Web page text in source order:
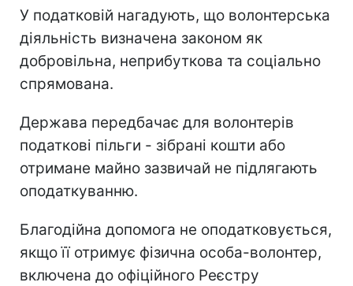
У податковій нагадують, що волонтерська
діяльність визначена законом як
добровільна, неприбуткова та соціально
спрямована.
Держава передбачає для волонтерів
податкові пільги - зібрані кошти або
отримане майно зазвичай не підлягають
оподаткуванню.
Благодійна допомога не оподатковується,
якщо її отримує фізична особа-волонтер,
включена до офіційного Реєстру